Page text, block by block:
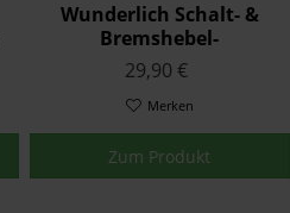
Wunderlich Schalt- &
Bremshebel-
Vergrößerung Silber
29,90 €
Merken
Zum Produkt